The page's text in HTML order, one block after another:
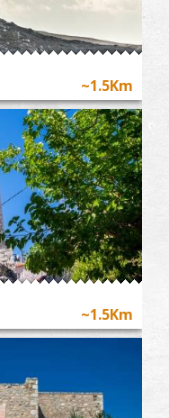
~1.5Km
~1.5Km